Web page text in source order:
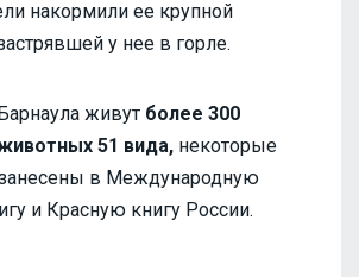
накормили ее крупной
у нее в горле.
живут более 300
51 вида, некоторые
в Международную
и Красную книгу России.